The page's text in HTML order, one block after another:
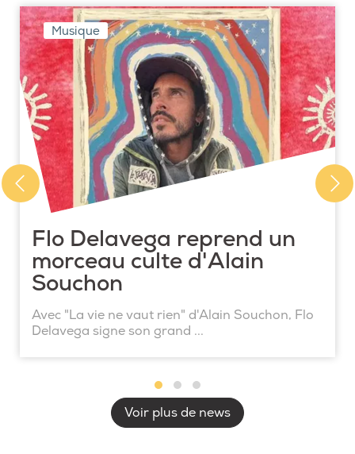
Musique
Flo Delavega reprend un
morceau culte d'Alain
Souchon
Avec "La vie ne vaut rien" d'Alain Souchon, Flo
Delavega signe son grand ...
Voir plus de news